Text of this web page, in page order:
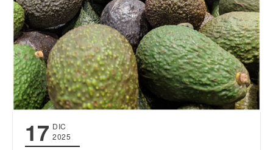
17 DIC
2025